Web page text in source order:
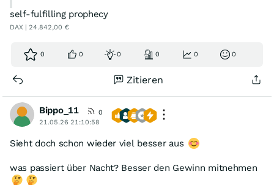
Bei Etoro sind fast 100% Long ...
kann man mittlerweile überall lesen ...
oben??? ...
self-fulfilling prophecy
DAX | 24.842,00 €
0 0 0 0 0 0
Zitieren
Bippo_11
0
21.05.26 21:10:58
Sieht doch schon wieder viel besser aus
was passiert über Nacht? Besser den Gewinn mitnehmen